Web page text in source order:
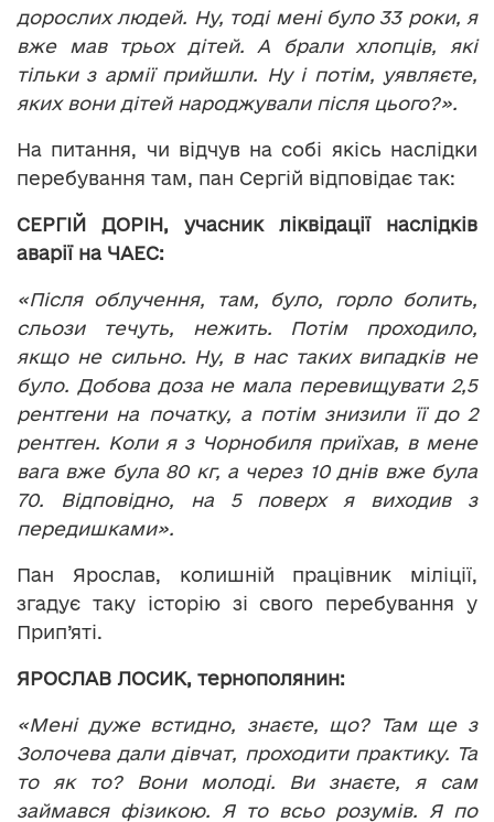
дорослих людей. Ну, тоді мені було 33 роки, я
вже мав трьох дітей. А брали хлопців, які
тільки з армії прийшли. Ну і потім, уявляєте,
яких вони дітей народжували після цього?».
На питання, чи відчув на собі якісь наслідки
перебування там, пан Сергій відповідає так:
СЕРГІЙ ДОРІН, учасник ліквідації наслідків
аварії на ЧАЕС:
«Після облучення, там, було, горло болить,
сльози течуть, нежить. Потім проходило,
якщо не сильно. Ну, в нас таких випадків не
було. Добова доза не мала перевищувати 2,5
рентгени на початку, а потім знизили її до 2
рентген. Коли я з Чорнобиля приїхав, в мене
вага вже була 80 кг, а через 10 днів вже була
70. Відповідно, на 5 поверх я виходив з
передишками».
Пан Ярослав, колишній працівник міліції,
згадує таку історію зі свого перебування у
Прип’яті.
ЯРОСЛАВ ЛОСИК, тернополянин:
«Мені дуже встидно, знаєте, що? Там ще з
Золочева дали дівчат, проходити практику. Та
то як то? Вони молоді. Ви знаєте, я сам
займався фізикою. Я то всьо розумів. Я по